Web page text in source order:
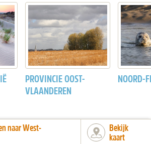
PROVINCIE OOST-
VLAANDEREN
NOORD-
naar West-
Bekijk
kaart